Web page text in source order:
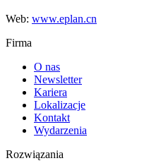
Web: www.eplan.cn
Firma
O nas
Newsletter
Kariera
Lokalizacje
Kontakt
Wydarzenia
Rozwiązania